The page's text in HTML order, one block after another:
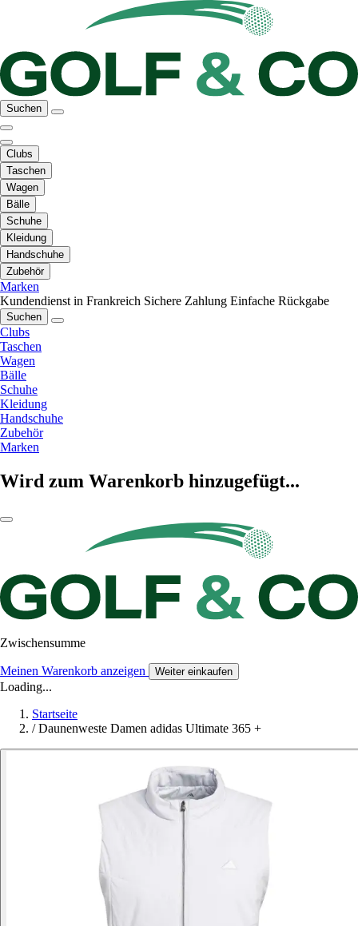
Suchen
Clubs
Taschen
Wagen
Bälle
Schuhe
Kleidung
Handschuhe
Zubehör
Marken
Kundendienst in Frankreich Sichere Zahlung Einfache Rückgabe
Suchen
Clubs
Taschen
Wagen
Bälle
Schuhe
Kleidung
Handschuhe
Zubehör
Marken
Wird zum Warenkorb hinzugefügt...
Zwischensumme
Meinen Warenkorb anzeigen Weiter einkaufen
Loading...
Startseite
/ Daunenweste Damen adidas Ultimate 365 +